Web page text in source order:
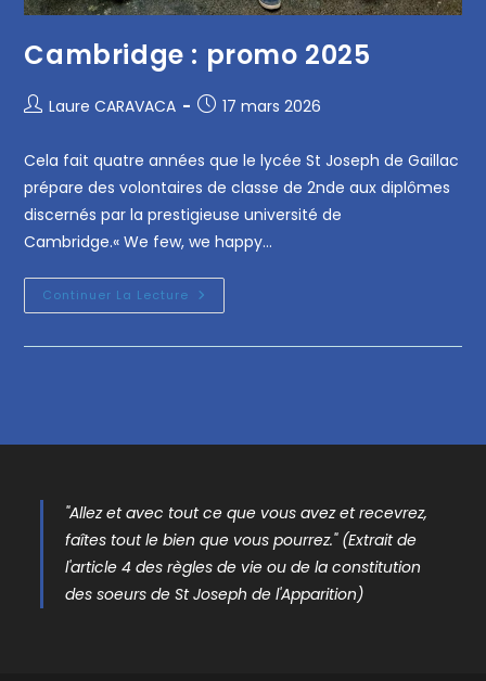
Cambridge : promo 2025
Laure CARAVACA 17 mars 2026
Cela fait quatre années que le lycée St Joseph de Gaillac
prépare des volontaires de classe de 2nde aux diplômes
discernés par la prestigieuse université de
Cambridge.« We few, we happy…
Continuer La Lecture
"Allez et avec tout ce que vous avez et recevrez,
faîtes tout le bien que vous pourrez." (Extrait de
l'article 4 des règles de vie ou de la constitution
des soeurs de St Joseph de l'Apparition)